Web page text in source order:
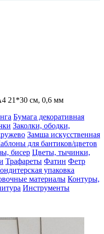
21*30 см, 0,6 мм
Бумага декоративная
Заколки, ободки,
Замша искусственная
для бантиков/цветов
бисер Цветы, тычинки,
Трафареты Фатин Фетр
упаковка
материалы Контуры,
Инструменты